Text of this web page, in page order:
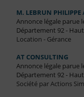
M. LEBRUN PHILIPPE
Annonce légale parue
Département 92 -
Location - Gérance
AT CONSULTING
Annonce légale parue
Département 92 -
Société par Actions